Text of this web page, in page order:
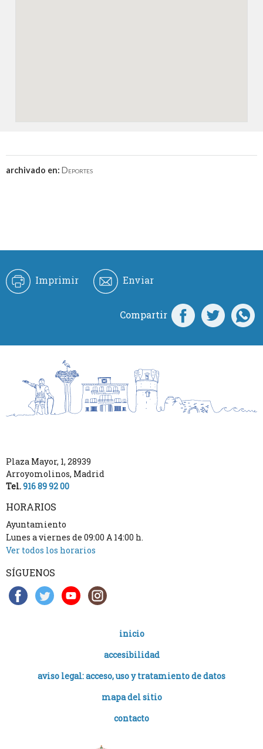
archivado en: Deportes
Imprimir Enviar
Compartir
Plaza Mayor, 1, 28939
Arroyomolinos, Madrid
Tel.916 89 92 00
HORARIOS
Ayuntamiento
Lunes a viernes de 09:00 A 14:00 h.
Ver todos los horarios
SÍGUENOS
inicio
accesibilidad
aviso legal: acceso, uso y tratamiento de datos
mapa del sitio
contacto